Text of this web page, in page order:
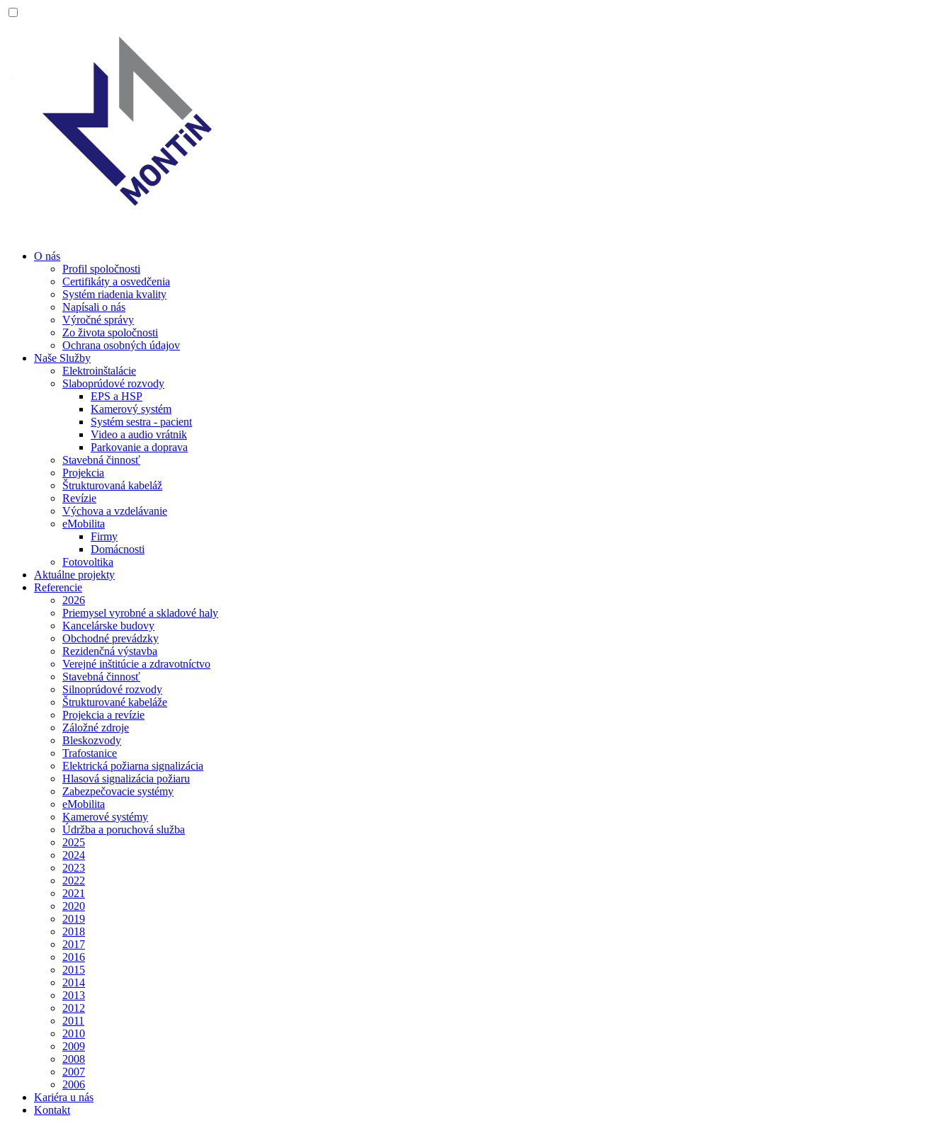
O nás
Profil spoločnosti
Certifikáty a osvedčenia
Systém riadenia kvality
Napísali o nás
Výročné správy
Zo života spoločnosti
Ochrana osobných údajov
Naše Služby
Elektroinštalácie
Slaboprúdové rozvody
EPS a HSP
Kamerový systém
Systém sestra - pacient
Video a audio vrátnik
Parkovanie a doprava
Stavebná činnosť
Projekcia
Štrukturovaná kabeláž
Revízie
Výchova a vzdelávanie
eMobilita
Firmy
Domácnosti
Fotovoltika
Aktuálne projekty
Referencie
2026
Priemysel vyrobné a skladové haly
Kancelárske budovy
Obchodné prevádzky
Rezidenčná výstavba
Verejné inštitúcie a zdravotníctvo
Stavebná činnosť
Silnoprúdové rozvody
Štrukturované kabeláže
Projekcia a revízie
Záložné zdroje
Bleskozvody
Trafostanice
Elektrická požiarna signalizácia
Hlasová signalizácia požiaru
Zabezpečovacie systémy
eMobilita
Kamerové systémy
Údržba a poruchová služba
2025
2024
2023
2022
2021
2020
2019
2018
2017
2016
2015
2014
2013
2012
2011
2010
2009
2008
2007
2006
Kariéra u nás
Kontakt